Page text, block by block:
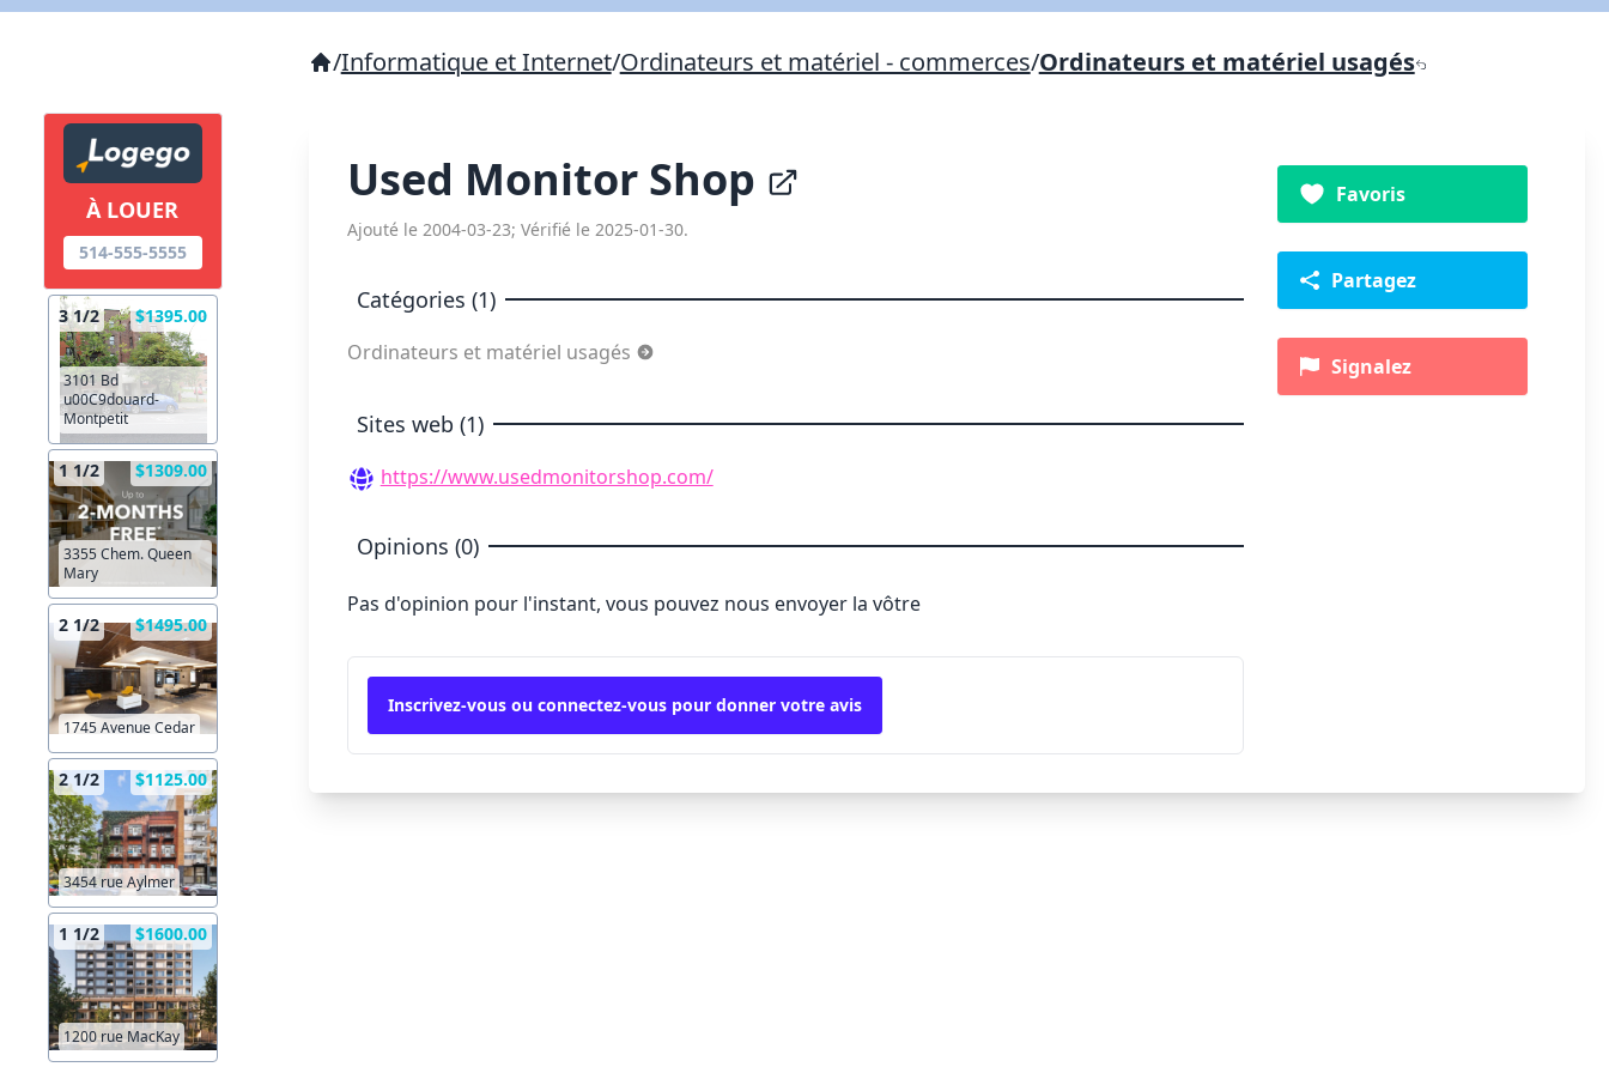
À LOUER
514-555-5555
3 1/2 $1395.00
3101 Bd
u00C9douard-
Montpetit
1 1/2 $1309.00
3355 Chem. Queen
Mary
2 1/2 $1495.00
1745 Avenue Cedar
2 1/2 $1125.00
3454 rue Aylmer
1 1/2 $1600.00
1200 rue MacKay
/Informatique et Internet/Ordinateurs et matériel - commerces/Ordinateurs et matériel usagés
Used Monitor Shop
Ajouté le 2004-03-23; Vérifié le 2025-01-30.
Catégories (1)
Ordinateurs et matériel usagés
Sites web (1)
https://www.usedmonitorshop.com/
Opinions (0)
Pas d'opinion pour l'instant, vous pouvez nous envoyer la vôtre
Inscrivez-vous ou connectez-vous pour donner votre avis
Favoris
Partagez
Signalez
X Fermer Envoyez
Copier lien